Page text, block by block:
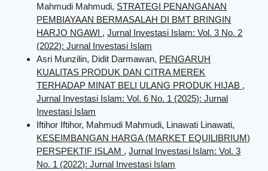
Mahmudi Mahmudi, STRATEGI PENANGANAN
PEMBIAYAAN BERMASALAH DI BMT BRINGIN
HARJO NGAWI ,Jurnal Investasi Islam: Vol. 3 No. 2
(2022): Jurnal Investasi Islam
Asri Munzilin, Didit Darmawan, PENGARUH
KUALITAS PRODUK DAN CITRA MEREK
TERHADAP MINAT BELI ULANG PRODUK HIJAB ,
Jurnal Investasi Islam: Vol. 6 No. 1 (2025): Jurnal
Investasi Islam
Iftihor Iftihor, Mahmudi Mahmudi, Linawati Linawati,
KESEIMBANGAN HARGA (MARKET EQUILIBRIUM)
PERSPEKTIF ISLAM ,Jurnal Investasi Islam: Vol. 3
No. 1 (2022): Jurnal Investasi Islam